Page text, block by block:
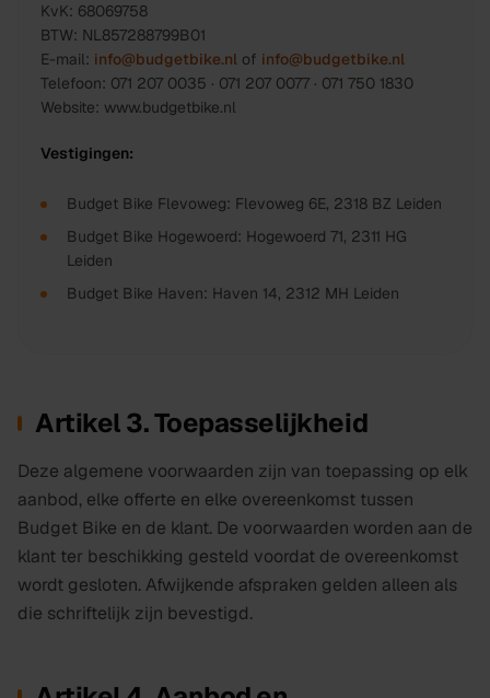
KvK: 68069758
BTW: NL857288799B01
E-mail: info@budgetbike.nl of info@budgetbike.nl
Telefoon: 071 207 0035 · 071 207 0077 · 071 750 1830
Website: www.budgetbike.nl
Vestigingen:
Budget Bike Flevoweg: Flevoweg 6E, 2318 BZ Leiden
Budget Bike Hogewoerd: Hogewoerd 71, 2311 HG
Leiden
Budget Bike Haven: Haven 14, 2312 MH Leiden
Artikel 3. Toepasselijkheid
Deze algemene voorwaarden zijn van toepassing op elk
aanbod, elke offerte en elke overeenkomst tussen
Budget Bike en de klant. De voorwaarden worden aan de
klant ter beschikking gesteld voordat de overeenkomst
wordt gesloten. Afwijkende afspraken gelden alleen als
die schriftelijk zijn bevestigd.